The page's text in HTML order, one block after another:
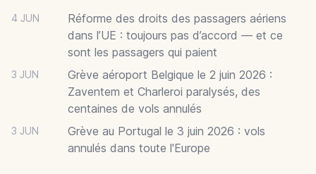
4 JUN
Réforme des droits des passagers aériens
dans l’UE : toujours pas d’accord — et ce
sont les passagers qui paient
3 JUN
Grève aéroport Belgique le 2 juin 2026 :
Zaventem et Charleroi paralysés, des
centaines de vols annulés
3 JUN
Grève au Portugal le 3 juin 2026 : vols
annulés dans toute l'Europe